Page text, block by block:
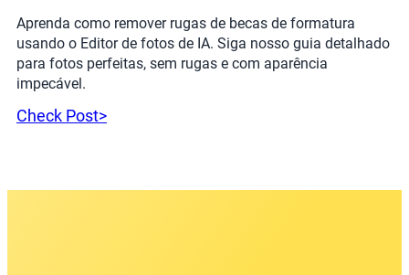
Aprenda como remover rugas de becas de formatura
usando o Editor de fotos de IA. Siga nosso guia detalhado
para fotos perfeitas, sem rugas e com aparência
impecável.
Check Post>